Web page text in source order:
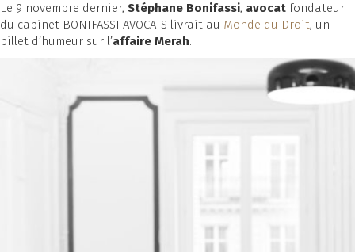
Le 9 novembre dernier, Stéphane Bonifassi, avocat fondateur
du cabinet BONIFASSI AVOCATS livrait au Monde du Droit, un
billet d’humeur sur l’affaire Merah.